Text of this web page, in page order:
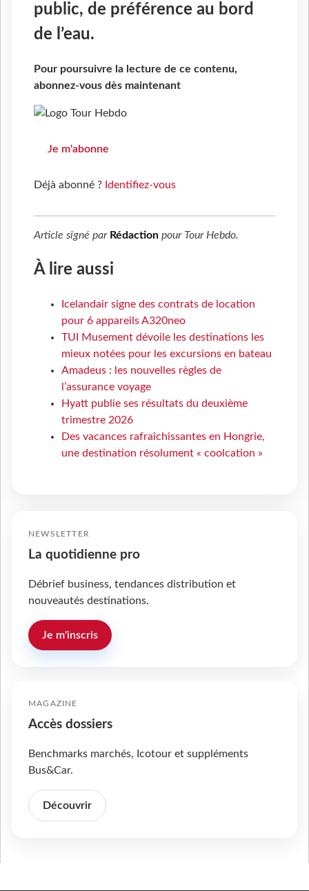
public, de préférence au bord
de l’eau.
Pour poursuivre la lecture de ce contenu,
abonnez-vous dès maintenant
Je m'abonne
Déjà abonné ? Identifiez-vous
Article signé par Rédaction pour Tour Hebdo.
À lire aussi
Icelandair signe des contrats de location
pour 6 appareils A320neo
TUI Musement dévoile les destinations les
mieux notées pour les excursions en bateau
Amadeus : les nouvelles règles de
l’assurance voyage
Hyatt publie ses résultats du deuxième
trimestre 2026
Des vacances rafraîchissantes en Hongrie,
une destination résolument « coolcation »
NEWSLETTER
La quotidienne pro
Débrief business, tendances distribution et
nouveautés destinations.
Je m'inscris
MAGAZINE
Accès dossiers
Benchmarks marchés, Icotour et suppléments
Bus&Car.
Découvrir